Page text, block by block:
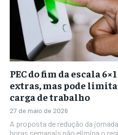
PEC do fim da escala
extras, mas pode
carga de trabalho
27 de maio de 2026
A proposta de redução da
horas semanais não elimina o